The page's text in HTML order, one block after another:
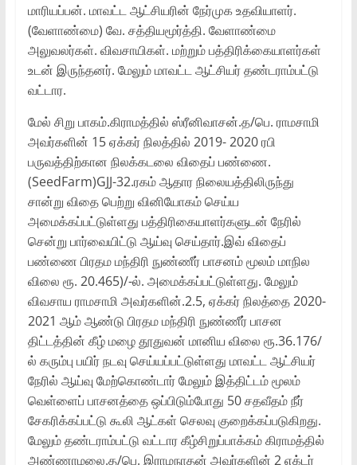
மாரியப்பன். மாவட்ட ஆட்சியரின் நேர்முக உதவியாளர்.
(வேளாண்மை) வே. சத்தியமூர்த்தி. வேளாண்மை
அலுவலர்கள். விவசாயிகள். மற்றும் பத்திரிக்கையாளர்கள்
உடன் இருந்தனர். மேலும் மாவட்ட ஆட்சியர் தண்டராம்பட்டு
வட்டார.
மேல் சிறு பாகம்.கிராமத்தில் ஸ்ரீனிவாசன்.த/பெ. ராமசாமி
அவர்களின் 15 ஏக்கர் நிலத்தில் 2019- 2020 ரபி
பருவத்திற்கான நிலக்கடலை விதைப் பண்ணை.
(SeedFarm)GJJ-32.ரகம் ஆதார நிலையத்திலிருந்து
சான்று விதை பெற்று வினியோகம் செய்ய
அமைக்கப்பட்டுள்ளது பத்திரிகையாளர்களுடன் நேரில்
சென்று பார்வையிட்டு ஆய்வு செய்தார்.இவ் விதைப்
பண்ணை பிரதம மந்திரி நுண்ணீர் பாசனம் மூலம் மாநில
விலை ரூ. 20.465)/-ல். அமைக்கப்பட்டுள்ளது. மேலும்
விவசாய ராமசாமி அவர்களின்.2.5, ஏக்கர் நிலத்தை 2020-
2021 ஆம் ஆண்டு பிரதம மந்திரி நுண்ணீர் பாசன
திட்டத்தின் கீழ் மழை தூதுவன் மானிய விலை ரூ.36.176/
ல் கரும்பு பயிர் நடவு செய்யப்பட்டுள்ளது மாவட்ட ஆட்சியர்
நேரில் ஆய்வு மேற்கொண்டார் மேலும் இத்திட்டம் மூலம்
வெள்ளைப் பாசனத்தை ஒப்பிடும்போது 50 சதவீதம் நீர்
சேகரிக்கப்பட்டு கூலி ஆட்கள் செலவு குறைக்கப்படுகிறது.
மேலும் தண்டராம்பட்டு வட்டார கீழ்சிறுப்பாக்கம் கிராமத்தில்
அண்ணாமலை.த/பெ. இராமநாதன் அவர்களின் 2 எக்டர்